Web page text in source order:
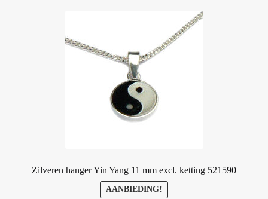
Zilveren hanger Yin Yang 11 mm excl. ketting 521590
AANBIEDING!